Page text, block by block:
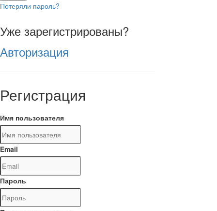
Потеряли пароль?
Уже зарегистрированы?
Авторизация
Регистрация
Имя пользователя
Email
Пароль